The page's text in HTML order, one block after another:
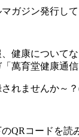
ガジン発行し
健康について
「萬育堂健康通
れませんか～
QRコードを読